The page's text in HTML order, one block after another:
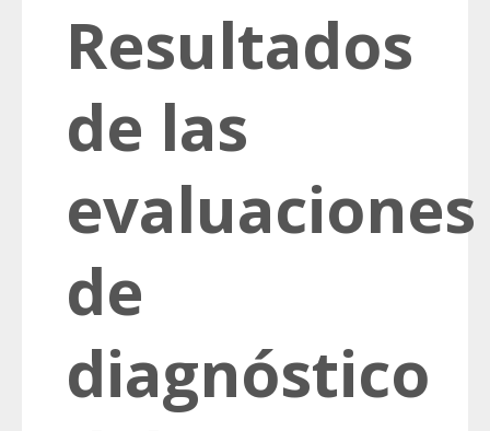
Resultados
de las
evaluaciones
de
diagnóstico